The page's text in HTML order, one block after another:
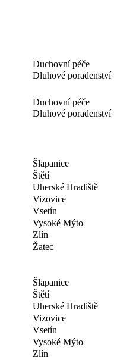
Duchovní péče
Dluhové poradenství
Duchovní péče
Dluhové poradenství
Šlapanice
Štětí
Uherské Hradiště
Vizovice
Vsetín
Vysoké Mýto
Zlín
Žatec
Šlapanice
Štětí
Uherské Hradiště
Vizovice
Vsetín
Vysoké Mýto
Zlín